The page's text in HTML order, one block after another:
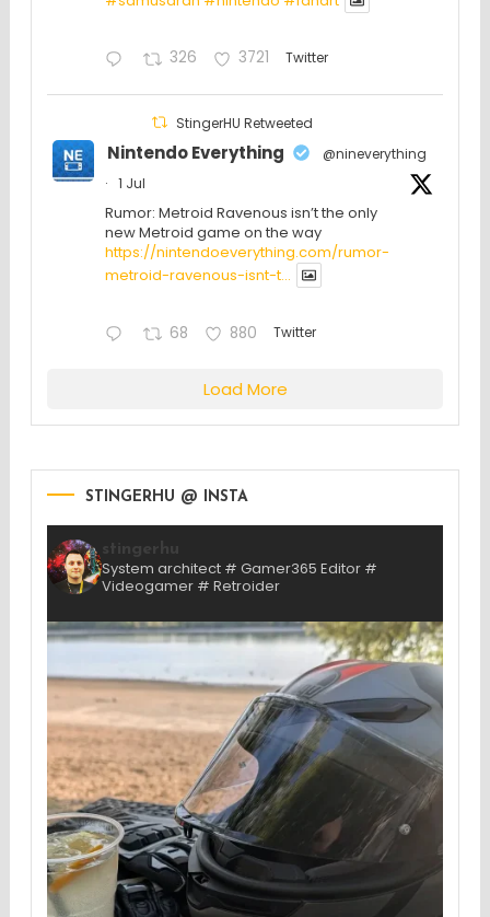
326 3721 Twitter
StingerHU Retweeted
Nintendo Everything
@nineverything
·
1 Jul
Rumor: Metroid Ravenous isn’t the only
new Metroid game on the way
https://nintendoeverything.com/rumor-
metroid-ravenous-isnt-t...
68 880 Twitter
Load More
STINGERHU @ INSTA
System architect # Gamer365 Editor #
Videogamer # Retroider